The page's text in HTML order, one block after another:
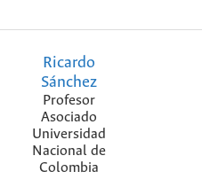
Ricardo
Sánchez
Profesor
Asociado
Universidad
Nacional de
Colombia